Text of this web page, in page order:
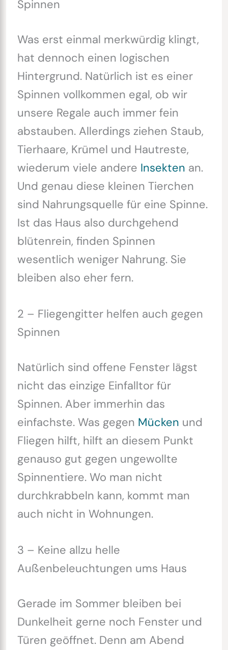
Spinnen
Was erst einmal merkwürdig klingt,
hat dennoch einen logischen
Hintergrund. Natürlich ist es einer
Spinnen vollkommen egal, ob wir
unsere Regale auch immer fein
abstauben. Allerdings ziehen Staub,
Tierhaare, Krümel und Hautreste,
wiederum viele andere Insekten an.
Und genau diese kleinen Tierchen
sind Nahrungsquelle für eine Spinne.
Ist das Haus also durchgehend
blütenrein, finden Spinnen
wesentlich weniger Nahrung. Sie
bleiben also eher fern.
2 – Fliegengitter helfen auch gegen
Spinnen
Natürlich sind offene Fenster lägst
nicht das einzige Einfalltor für
Spinnen. Aber immerhin das
einfachste. Was gegen Mücken und
Fliegen hilft, hilft an diesem Punkt
genauso gut gegen ungewollte
Spinnentiere. Wo man nicht
durchkrabbeln kann, kommt man
auch nicht in Wohnungen.
3 – Keine allzu helle
Außenbeleuchtungen ums Haus
Gerade im Sommer bleiben bei
Dunkelheit gerne noch Fenster und
Türen geöffnet. Denn am Abend